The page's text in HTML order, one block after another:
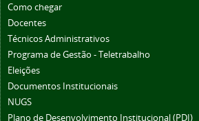
Como chegar
Docentes
Técnicos Administrativos
Programa de Gestão - Teletrabalho
Eleições
Documentos Institucionais
NUGS
Plano de Desenvolvimento Institucional (PDI)